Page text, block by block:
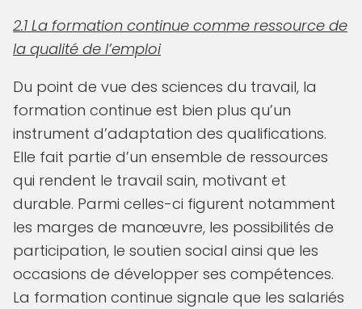
2.1 La formation continue comme ressource de
la qualité de l’emploi
Du point de vue des sciences du travail, la
formation continue est bien plus qu’un
instrument d’adaptation des qualifications.
Elle fait partie d’un ensemble de ressources
qui rendent le travail sain, motivant et
durable. Parmi celles-ci figurent notamment
les marges de manœuvre, les possibilités de
participation, le soutien social ainsi que les
occasions de développer ses compétences.
La formation continue signale que les salariés